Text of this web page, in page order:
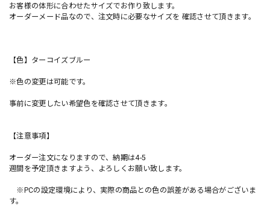
お客様の体形に合わせたサイズでお作り致します。
オーダーメード品なので、注文時に必要なサイズを 確認させて頂きます。
【色】ターコイズブルー
※色の変更は可能です。
事前に変更したい希望色を確認させて頂きます。
【注意事項】
オーダー注文になりますので、納期は4-5
週間を予定頂きますよう、よろしくお願い致します。
※PCの設定環境により、実際の商品との色の誤差がある場合がございま
す。